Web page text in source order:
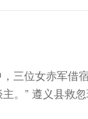
三位女赤军借
。” 遵义县救